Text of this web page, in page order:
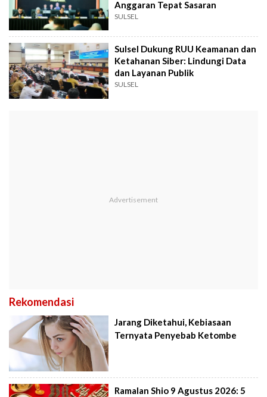
Anggaran Tepat Sasaran
SULSEL
Sulsel Dukung RUU Keamanan dan
Ketahanan Siber: Lindungi Data
dan Layanan Publik
SULSEL
Rekomendasi
Jarang Diketahui, Kebiasaan
Ternyata Penyebab Ketombe
Ramalan Shio 9 Agustus 2026: 5